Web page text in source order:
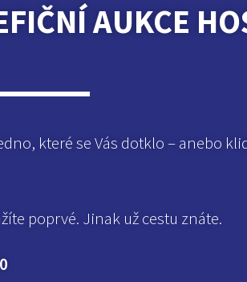
AUKCE
které se Vás dotklo – anebo
poprvé. Jinak už cestu znáte.